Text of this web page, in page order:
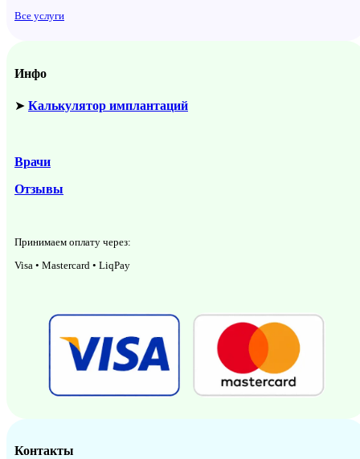
Все услуги
Инфо
➤ Калькулятор имплантаций
Врачи
Отзывы
Принимаем оплату через:
Visa • Mastercard • LiqPay
Контакты